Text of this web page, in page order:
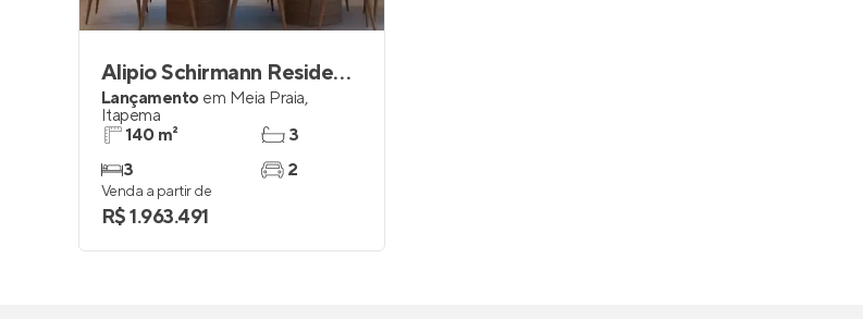
Alipio Schirmann Residencial
Lançamento em Meia Praia,
Itapema
140 m²
3
3
2
Venda a partir de
R$ 1.963.491